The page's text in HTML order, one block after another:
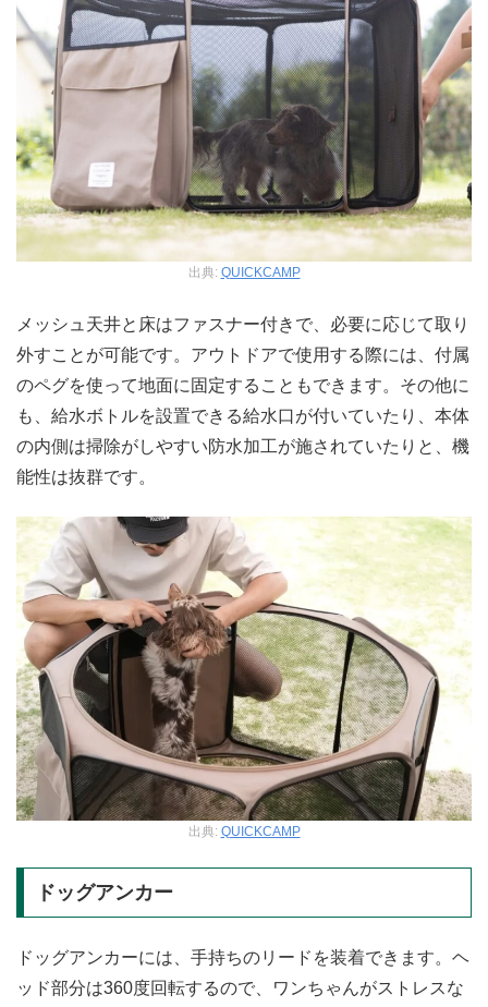
出典: QUICKCAMP
メッシュ天井と床はファスナー付きで、必要に応じて取り
外すことが可能です。アウトドアで使用する際には、付属
のペグを使って地面に固定することもできます。その他に
も、給水ボトルを設置できる給水口が付いていたり、本体
の内側は掃除がしやすい防水加工が施されていたりと、機
能性は抜群です。
出典: QUICKCAMP
ドッグアンカー
ドッグアンカーには、手持ちのリードを装着できます。ヘ
ッド部分は360度回転するので、ワンちゃんがストレスな